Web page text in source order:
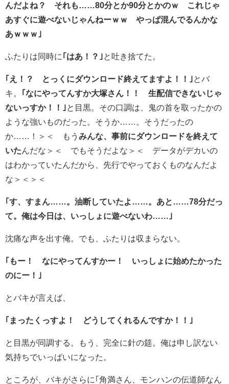
んだよね？ それも……80分とか90分とかのｗ これじゃ
あすぐに遊べないじゃんねーｗｗ やっぱ混んでるんかな
あｗｗｗ｣
ふたりは同時に ｢はあ！？｣ と吐き捨てた。
｢え！？ とっくにダウンロード終えてますよ！！｣ とバ
キ。
｢なにやってんすか大塚さん！！ 生配信できないじゃ
ないっすか！！｣ と目黒。その口調は、鬼の首を取ったかの
ような強いものだった。そうか……。そうだったの
か……！＞＜ もう みんな、事前にダウンロードを終えて
いたんだな＞＜ でもそうだよな＞＜ データがデカいの
はわかっていたんだから、先行でやっておくものなんだよ
な＞＜＞＜
｢す、すまん……。油断していたよ……。あと……78分だっ
て。俺は今日は、いっしょに遊べないわ……｣
沈痛な声を出す俺。でも、ふたりは収まらない。
｢もー！ なにやってんすかー！ いっしょに始めたかった
のにー！｣
とバキが言えば、
｢まったくっすよ！ どうしてくれるんですか！！｣
と目黒が同調する。もう、完全に針の筵。俺は申し訳ない
気持ちでいっぱいになった。
ところが、バキがさらに｢角満さん、モンハンの伝道師なん